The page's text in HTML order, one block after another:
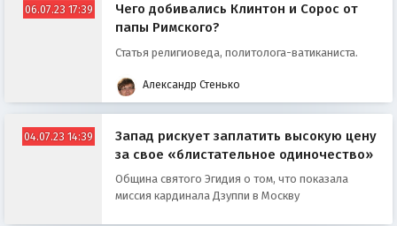
06.07.23 17:39
Чего добивались Клинтон и Сорос от
папы Римского?
Статья религиоведа, политолога-ватиканиста.
Александр Стенько
04.07.23 14:39
Запад рискует заплатить высокую цену
за свое «блистательное одиночество»
Община святого Эгидия о том, что показала
миссия кардинала Дзуппи в Москву